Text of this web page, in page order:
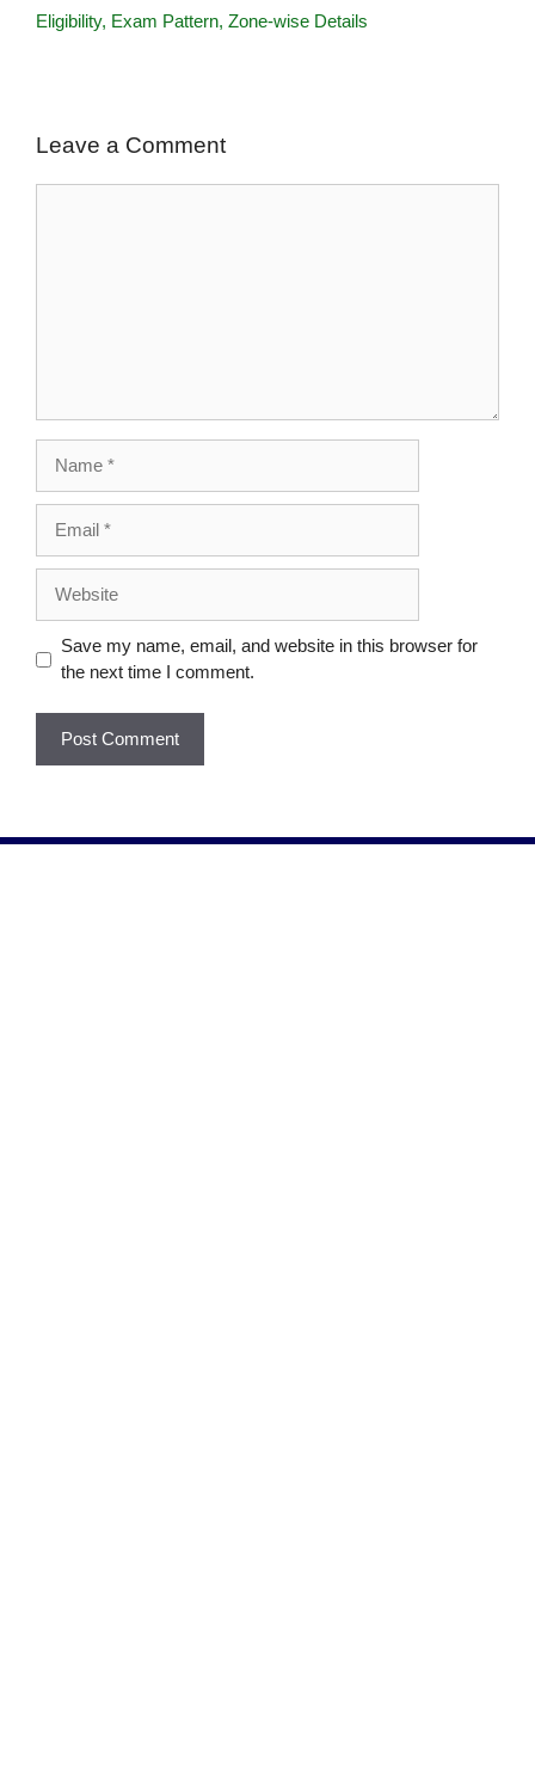
Eligibility, Exam Pattern, Zone-wise Details
Leave a Comment
Save my name, email, and website in this browser for
the next time I comment.